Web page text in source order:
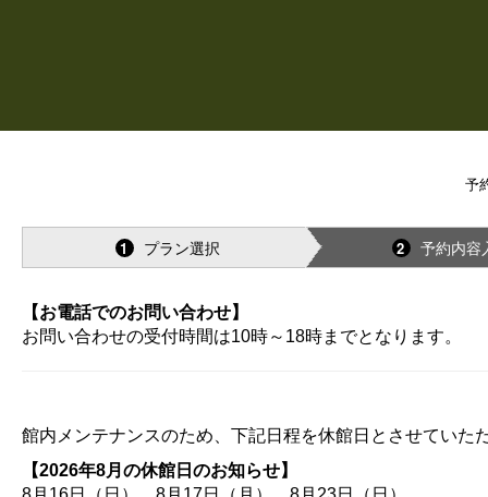
予
1 プラン選択 2 予約内容
【お電話でのお問い合わせ】
お問い合わせの受付時間は10時～18時までとなります。
館内メンテナンスのため、下記日程を休館日とさせていた
【2026年8月の休館日のお知らせ】